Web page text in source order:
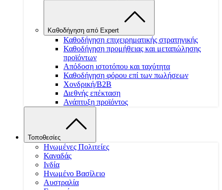
Καθοδήγηση από Expert
Καθοδήγηση επιχειρηματικής στρατηγικής
Καθοδήγηση προμήθειας και μεταπώλησης
προϊόντων
Απόδοση ιστοτόπου και ταχύτητα
Καθοδήγηση φόρου επί των πωλήσεων
Χονδρική/B2B
Διεθνής επέκταση
Ανάπτυξη προϊόντος
Τοποθεσίες
Ηνωμένες Πολιτείες
Καναδάς
Ινδία
Ηνωμένο Βασίλειο
Αυστραλία